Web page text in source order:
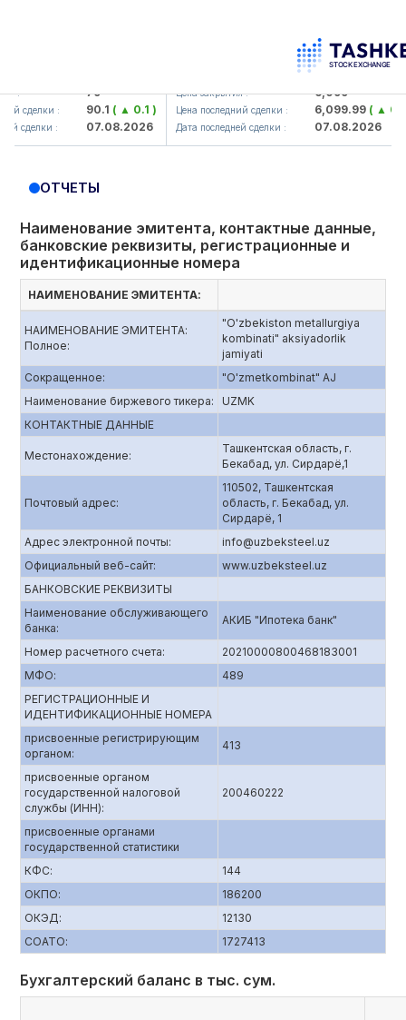
79
сделки : 90.1( ▲ 0.1 )
сделки : 07.08.2026
UZMK (<O'zmetkombinat> AJ)
Цена закрытия : 6,099
Цена последний сделки : 6,099.99( ▲ 0.03 )
Дата последней сделки : 07.08.2026
ОТЧЕТЫ
Наименование эмитента, контактные данные,
банковские реквизиты, регистрационные и
идентификационные номера
НАИМЕНОВАНИЕ ЭМИТЕНТА:
НАИМЕНОВАНИЕ ЭМИТЕНТА:
Полное:
"O'zbekiston metallurgiya
kombinati" aksiyadorlik
jamiyati
Сокращенное:
"O'zmetkombinat" AJ
Наименование биржевого тикера:
UZMK
КОНТАКТНЫЕ ДАННЫЕ
Местонахождение:
Ташкентская область, г.
Бекабад, ул. Сирдарё,1
Почтовый адрес:
110502, Ташкентская
область, г. Бекабад, ул.
Сирдарё, 1
Адрес электронной почты:
info@uzbeksteel.uz
Официальный веб-сайт:
www.uzbeksteel.uz
БАНКОВСКИЕ РЕКВИЗИТЫ
Наименование обслуживающего
банка:
АКИБ "Ипотека банк"
Номер расчетного счета:
20210000800468183001
МФО:
489
РЕГИСТРАЦИОННЫЕ И
ИДЕНТИФИКАЦИОННЫЕ НОМЕРА
присвоенные регистрирующим
органом:
413
присвоенные органом
государственной налоговой
службы (ИНН):
200460222
присвоенные органами
государственной статистики
КФС:
144
ОКПО:
186200
ОКЭД:
12130
СОАТО:
1727413
Бухгалтерский баланс в тыс. сум.